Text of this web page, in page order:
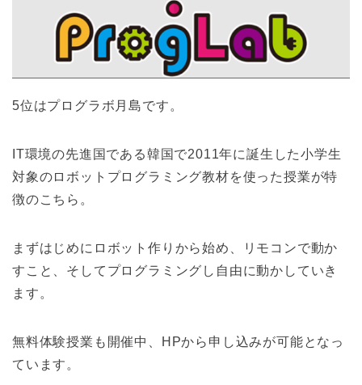
5位はプログラボ月島です。
IT環境の先進国である韓国で2011年に誕生した小学生
対象のロボットプログラミング教材を使った授業が特
徴のこちら。
まずはじめにロボット作りから始め、リモコンで動か
すこと、そしてプログラミングし自由に動かしていき
ます。
無料体験授業も開催中、HPから申し込みが可能となっ
ています。